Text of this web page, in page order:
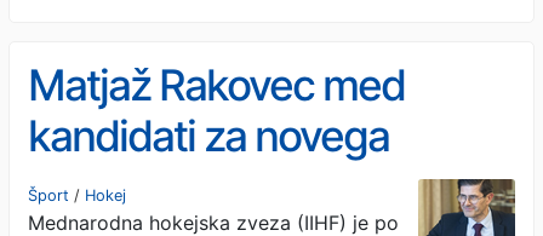
Matjaž Rakovec med
kandidati za novega
predsednika IIHF
Šport / Hokej
Mednarodna hokejska zveza (IIHF) je po